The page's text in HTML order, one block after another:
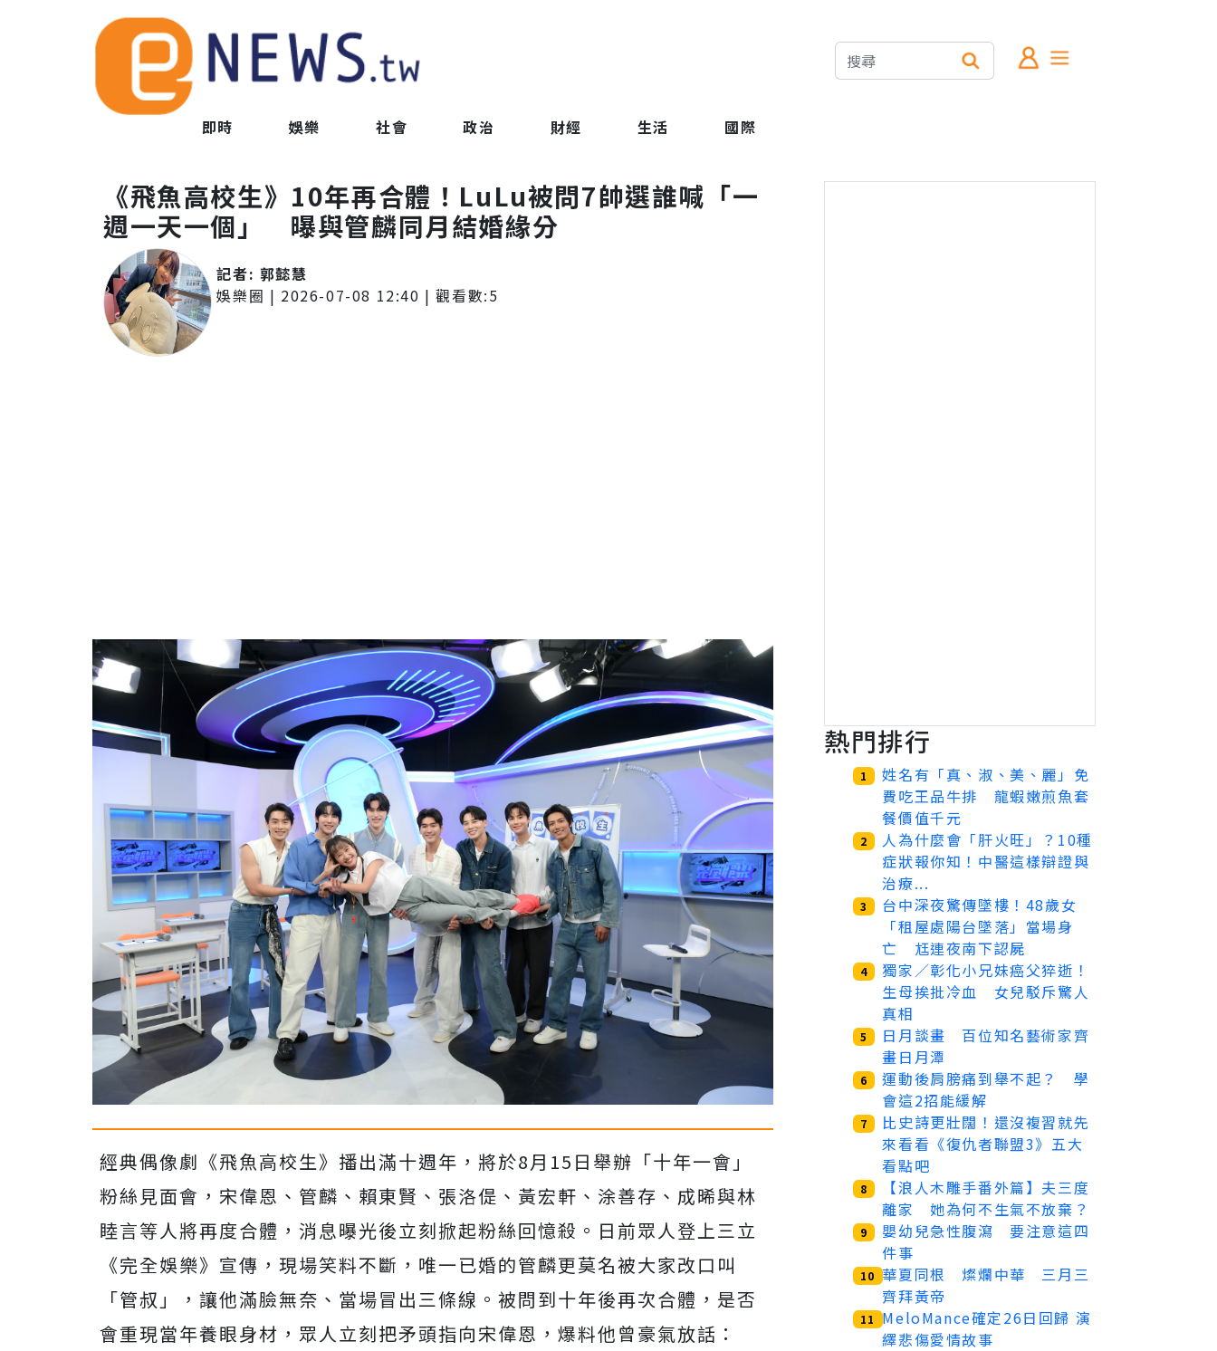
即時 娛樂 社會 政治 財經 生活 國際
《飛魚高校生》10年再合體！LuLu被問7帥選誰喊「一
週一天一個」 曝與管麟同月結婚緣分
記者: 郭懿慧
娛樂圈 | 2026-07-08 12:40 | 觀看數:5
經典偶像劇《飛魚高校生》播出滿十週年，將於8月15日舉辦「十年一會」
粉絲見面會，宋偉恩、管麟、賴東賢、張洛偍、黃宏軒、涂善存、成晞與林
睦言等人將再度合體，消息曝光後立刻掀起粉絲回憶殺。日前眾人登上三立
《完全娛樂》宣傳，現場笑料不斷，唯一已婚的管麟更莫名被大家改口叫
「管叔」，讓他滿臉無奈、當場冒出三條線。被問到十年後再次合體，是否
會重現當年養眼身材，眾人立刻把矛頭指向宋偉恩，爆料他曾豪氣放話：
熱門排行
1
姓名有「真、淑、美、麗」免
費吃王品牛排 龍蝦嫩煎魚套
餐價值千元
2
人為什麼會「肝火旺」？10種
症狀報你知！中醫這樣辯證與
治療...
3
台中深夜驚傳墜樓！48歲女
「租屋處陽台墜落」當場身
亡 尪連夜南下認屍
4
獨家／彰化小兄妹癌父猝逝！
生母挨批冷血 女兒駁斥驚人
真相
5
日月談畫 百位知名藝術家齊
畫日月潭
6
運動後肩膀痛到舉不起？ 學
會這2招能緩解
7
比史詩更壯闊！還沒複習就先
來看看《復仇者聯盟3》五大
看點吧
8
【浪人木雕手番外篇】夫三度
離家 她為何不生氣不放棄？
9
嬰幼兒急性腹瀉 要注意這四
件事
10 華夏同根 燦爛中華 三月三
齊拜黃帝
11
MeloMance確定26日回歸 演
繹悲傷愛情故事